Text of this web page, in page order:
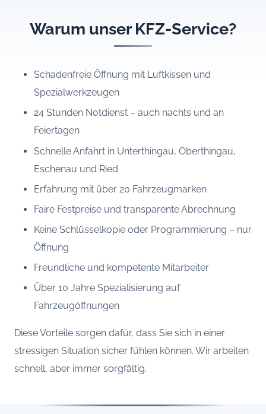
Warum unser KFZ-Service?
Schadenfreie Öffnung mit Luftkissen und
Spezialwerkzeugen
24 Stunden Notdienst – auch nachts und an
Feiertagen
Schnelle Anfahrt in Unterthingau, Oberthingau,
Eschenau und Ried
Erfahrung mit über 20 Fahrzeugmarken
Faire Festpreise und transparente Abrechnung
Keine Schlüsselkopie oder Programmierung – nur
Öffnung
Freundliche und kompetente Mitarbeiter
Über 10 Jahre Spezialisierung auf
Fahrzeugöffnungen
Diese Vorteile sorgen dafür, dass Sie sich in einer
stressigen Situation sicher fühlen können. Wir arbeiten
schnell, aber immer sorgfältig.